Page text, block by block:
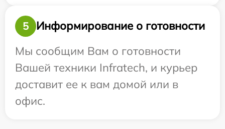
5
Информирование о готовности
Мы сообщим Вам о готовности
Вашей техники Infratech, и курьер
доставит ее к вам домой или в
офис.